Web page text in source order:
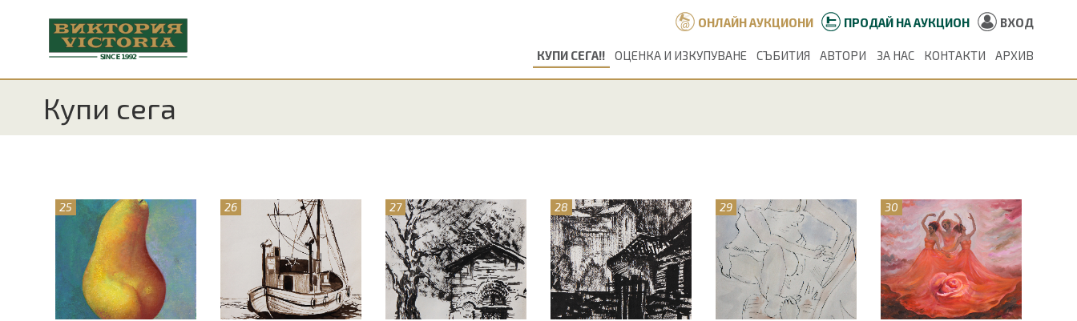
ОНЛАЙН АУКЦИОНИ ПРОДАЙ НА АУКЦИОН ВХОД
КУПИ СЕГА!! ОЦЕНКА И ИЗКУПУВАНЕ СЪБИТИЯ АВТОРИ ЗА НАС КОНТАКТИ АРХИВ
Купи сега
25 26 27 28 29 30